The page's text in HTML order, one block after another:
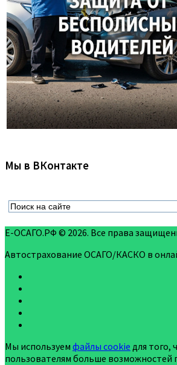
Мы в ВКонтакте
Е-ОСАГО.РФ © 2026. Все права
Автострахование ОСАГО/КАСКО в
Мы используем файлы cookie для того,
пользователям больше возможностей